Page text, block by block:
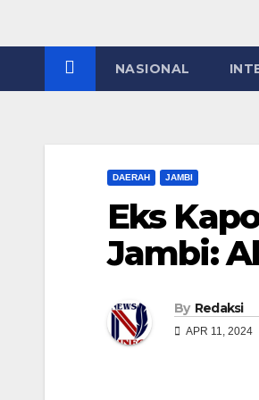
NASIONAL
DAERAH JAMBI
Eks
Jambi:
By Redaksi
APR 11, 2024